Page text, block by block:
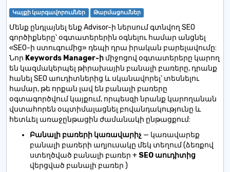
Կայքի կարգավորումներ Թարմացումներ
Մենք ընդլայնել ենք Advisor-ի ներսում գտնվող SEO
գործիքները՝ օգտատերերին օգնելու համար անցնել
«SEO-ի ստուգումից» դեպի դրա իրական բարելավումը:
Նոր Keywords Manager-ի միջոցով օգտատերերը կարող
են կազմակերպել թիրախային բանալի բառերը, դրանք
հանել SEO աուդիտներից և սկանավորել՝ տեսնելու
համար, թե որքան լավ են բանալի բառերը
օգտագործվում կայքում, որպեսզի նրանք կարողանան
վստահորեն օպտիմալացնել բովանդակությունը և
հետևել առաջընթացին ժամանակի ընթացքում:
Բանալի բառերի կառավարիչ — կառավարեք
բանալի բառերի աղյուսակը մեկ տեղում (ձեռքով
ստեղծված բանալի բառեր + SEO աուդիտից
վերցված բանալի բառեր )